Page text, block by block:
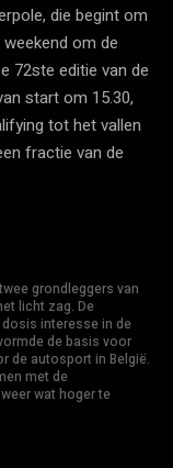
die begint om
om de
72ste editie van de
start om 15.30,
tot het vallen
fractie van de
grondleggers van
licht zag. De
interesse in de
de basis voor
de autosport in België.
met de
wat hoger te